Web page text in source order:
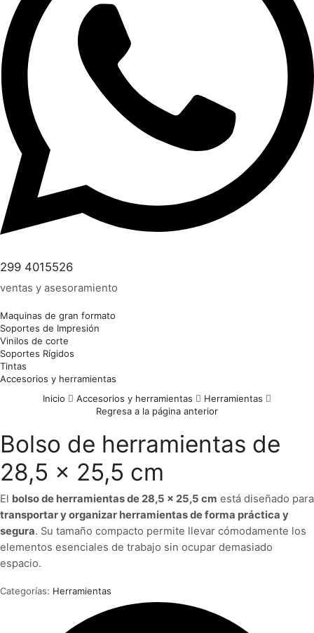
299 4015526
ventas y asesoramiento
Maquinas de gran formato
Soportes de Impresión
Vinilos de corte
Soportes Rígidos
Tintas
Accesorios y herramientas
Inicio
Accesorios y herramientas
Herramientas
Regresa a la página anterior
Bolso de herramientas de
28,5 x 25,5 cm
El bolso de herramientas de 28,5 × 25,5 cm está diseñado para
transportar y organizar herramientas de forma práctica y
segura. Su tamaño compacto permite llevar cómodamente los
elementos esenciales de trabajo sin ocupar demasiado
espacio.
Categorías: Herramientas